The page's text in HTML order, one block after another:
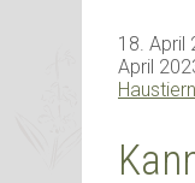
18. April
April